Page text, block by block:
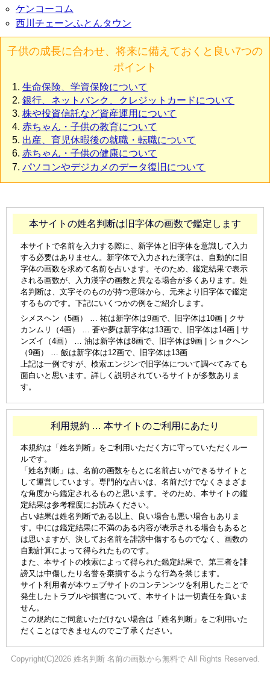
ケンコーコム
西川チェーンふとんタウン
子供の成長に合わせ、将来に備えておくと良い7つの
ポイント
生命保険、学資保険について
銀行、ネットバンク、クレジットカードについて
株や投資信託など資産運用について
赤ちゃん・子供の教育について
出産、育児休暇後の就職・転職について
赤ちゃん・子供の健康について
パソコンやデジカメのデータ復旧について
本サイトの姓名判断は旧字体の画数で鑑定します
本サイトで名前を入力する際に、新字体と旧字体を意識して入力
する必要はありません。新字体で入力された漢字は、自動的に旧
字体の画数を求めて名前を占います。そのため、鑑定結果で表示
される画数が、入力漢字の画数と異なる場合が多くあります。姓
名判断は、文字そのものが持つ意味から、元来より旧字体で鑑定
するものです。下記にいくつかの例をご紹介します。
シメスヘン（5画） … 祐は新字体は9画で、旧字体は10画 | クサ
カンムリ（4画） … 蒼や夢は新字体は13画で、旧字体は14画 | サ
ンズイ（4画） … 油は新字体は8画で、旧字体は9画 | ショクヘン
（9画） … 飯は新字体は12画で、旧字体は13画
上記は一例ですが、検索エンジンで旧字体について調べてみても
面白いと思います。詳しく説明されているサイトが多数ありま
す。
利用規約 … 本サイトのご利用にあたり
本規約は「姓名判断」をご利用いただく方に守っていただくルー
ルです。
「姓名判断」は、名前の画数をもとに名前占いができるサイトと
して運営しています。専門的な占いは、名前だけでなくさまざま
な角度から鑑定されるものと思います。そのため、本サイトの鑑
定結果は参考程度にお読みください。
占い結果は姓名判断である以上、良い場合も悪い場合もありま
す。中には鑑定結果に不満のある内容が表示される場合もあると
は思いますが、決してお名前を誹謗中傷するものでなく、画数の
自動計算によって得られたものです。
また、本サイトの検索によって得られた鑑定結果で、第三者を誹
謗又は中傷したり名誉を棄損するような行為を禁じます。
サイト利用者が本ウェブサイトのコンテンンツを利用したことで
発生したトラブルや損害について、本サイトは一切責任を負いま
せん。
この規約にご同意いただけない場合は「姓名判断」をご利用いた
だくことはできませんのでご了承ください。
Copyright(C)2026 姓名判断 名前の画数から無料で All Rights Reserved.